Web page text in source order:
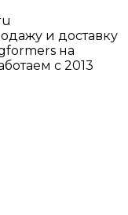
и доставку
на
с 2013